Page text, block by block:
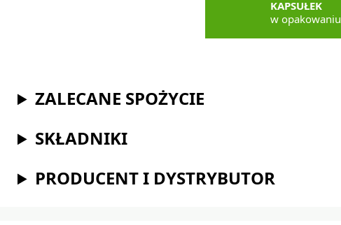
KAPSUŁEK
w opakowaniu
ZALECANE SPOŻYCIE
SKŁADNIKI
PRODUCENT I DYSTRYBUTOR